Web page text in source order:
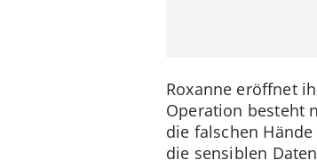
Roxanne eröffnet
Operation besteht
die falschen
die sensiblen